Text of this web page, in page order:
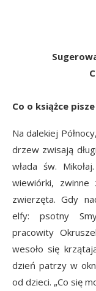
Co o książce
Na dalekiej
drzew zwisają
włada św.
wiewiórki, zwinne
zwierzęta. Gdy
elfy: psotny
pracowity
wesoło się
dzień patrzy w
od dzieci. „Co się